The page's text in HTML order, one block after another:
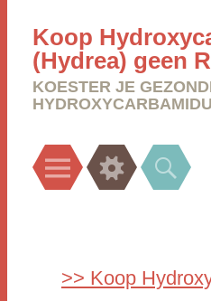
Koop
(Hydrea) geen
KOESTER JE
Menu Widgets
>> Koop